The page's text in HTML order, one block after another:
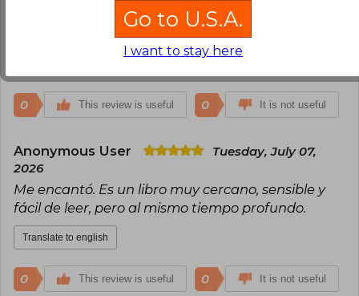
espacio para sentir lo que sea que tengas que
0 This review is useful 0 It is not useful
Anonymous User
Tuesday, July 07,
2026
Me encantó. Es un libro muy cercano, sensible y
fácil de leer, pero al mismo tiempo profundo.
Translate to english
0 This review is useful 0 It is not useful
Go to U.S.A.
I want to stay here